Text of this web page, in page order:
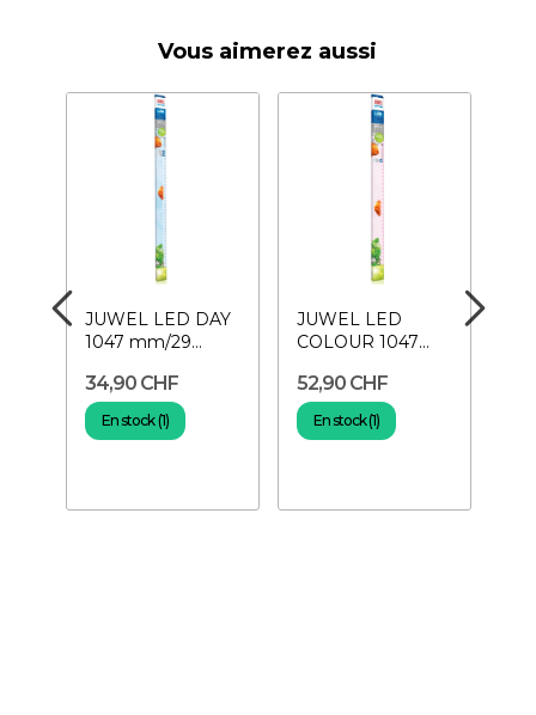
Vous aimerez aussi
JUWEL LED DAY
1047 mm/29
34,90 CHF
En stock (1)
JUWEL LED
COLOUR 1047
Tube LED
52,90 CHF
En stock (1)